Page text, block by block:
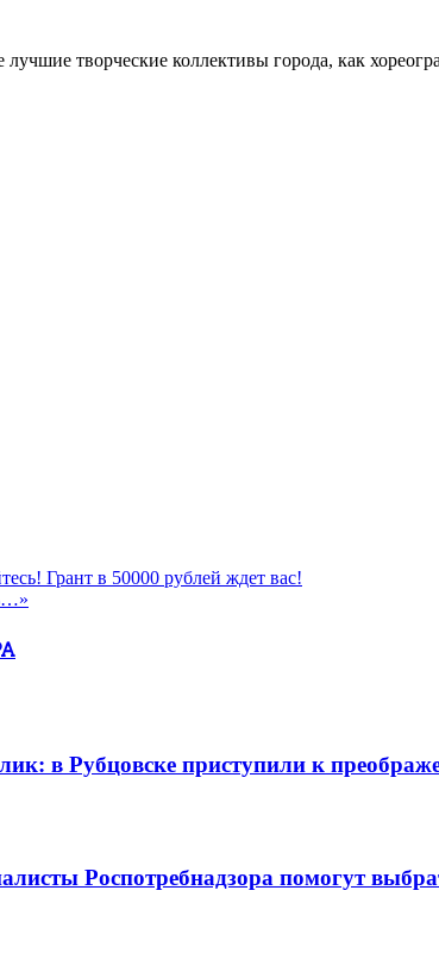
творческие коллективы города, как
Грант в 50000 рублей ждет вас!
в Рубцовске приступили к
Роспотребнадзора помогут